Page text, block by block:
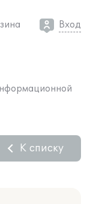
Вход
К списку